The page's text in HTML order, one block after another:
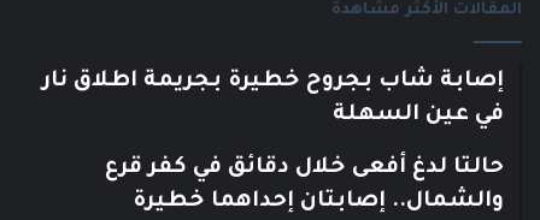
المقالات الأكثر مشاهدة
إصابة شاب بجروح خطيرة بجريمة اطلاق نار
في عين السهلة
حالتا لدغ أفعى خلال دقائق في كفر قرع
والشمال.. إصابتان إحداهما خطيرة